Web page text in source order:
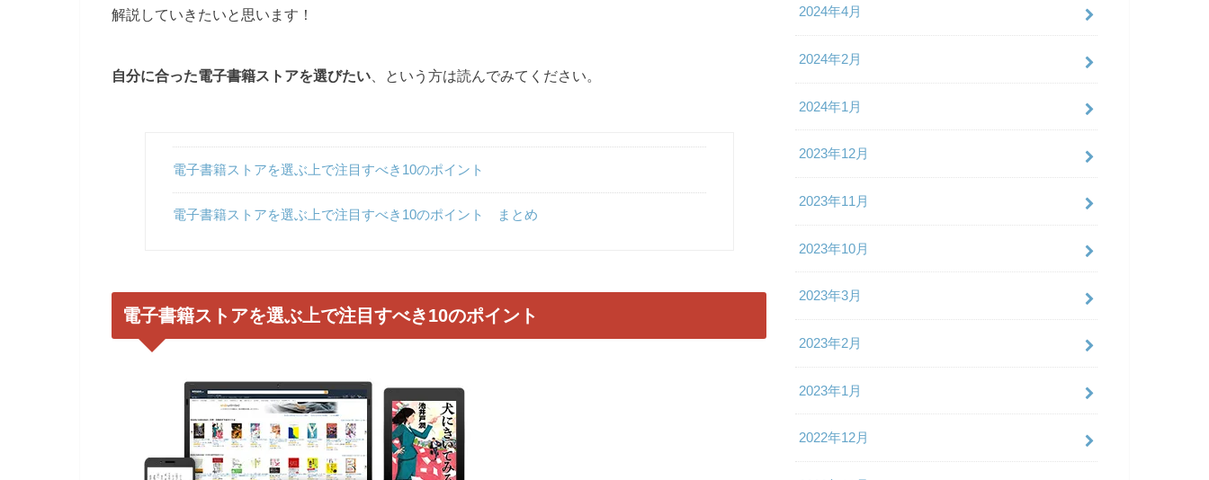
解説していきたいと思います！
自分に合った電子書籍ストアを選びたい 、という方は読んでみてください。
電子書籍ストアを選ぶ上で注目すべき10のポイント
電子書籍ストアを選ぶ上で注目すべき10のポイント まとめ
電子書籍ストアを選ぶ上で注目すべき10のポイント
2024年4月
2024年2月
2024年1月
2023年12月
2023年11月
2023年10月
2023年3月
2023年2月
2023年1月
2022年12月